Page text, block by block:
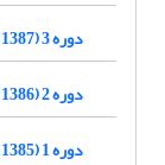
دوره 3 (1387)
دوره 2 (1386)
دوره 1 (1385)